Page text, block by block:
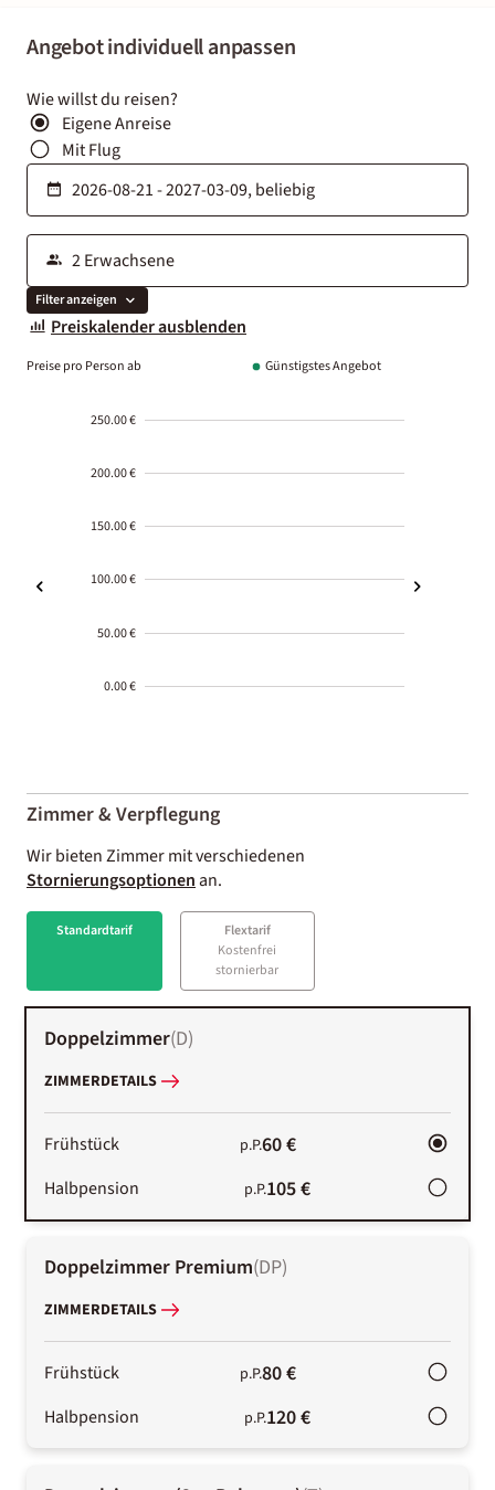
Angebot individuell anpassen
Wie willst du reisen?
Eigene Anreise
Mit Flug
Filter anzeigen
Preiskalender ausblenden
Preise pro Person ab Günstigstes Angebot
250.00 €
200.00 €
150.00 €
100.00 €
50.00 €
0.00 €
01-02
Zimmer & Verpflegung
Wir bieten Zimmer mit verschiedenen
Stornierungsoptionenan.
Standardtarif
Flextarif
Kostenfrei
stornierbar
Doppelzimmer(D)
ZIMMERDETAILS
Frühstück p.P.60 €
Halbpension p.P.105 €
Doppelzimmer Premium(DP)
ZIMMERDETAILS
Frühstück p.P.80 €
Halbpension p.P.120 €